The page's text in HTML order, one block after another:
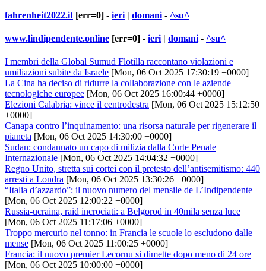
fahrenheit2022.it [err=0] - ieri | domani - ^su^
www.lindipendente.online [err=0] - ieri | domani - ^su^
I membri della Global Sumud Flotilla raccontano violazioni e
umiliazioni subite da Israele [Mon, 06 Oct 2025 17:30:19 +0000]
La Cina ha deciso di ridurre la collaborazione con le aziende
tecnologiche europee [Mon, 06 Oct 2025 16:00:44 +0000]
Elezioni Calabria: vince il centrodestra [Mon, 06 Oct 2025 15:12:50
+0000]
Canapa contro l’inquinamento: una risorsa naturale per rigenerare il
pianeta [Mon, 06 Oct 2025 14:30:00 +0000]
Sudan: condannato un capo di milizia dalla Corte Penale
Internazionale [Mon, 06 Oct 2025 14:04:32 +0000]
Regno Unito, stretta sui cortei con il pretesto dell’antisemitismo: 440
arresti a Londra [Mon, 06 Oct 2025 13:30:26 +0000]
“Italia d’azzardo”: il nuovo numero del mensile de L’Indipendente
[Mon, 06 Oct 2025 12:00:22 +0000]
Russia-ucraina, raid incrociati: a Belgorod in 40mila senza luce
[Mon, 06 Oct 2025 11:17:06 +0000]
Troppo mercurio nel tonno: in Francia le scuole lo escludono dalle
mense [Mon, 06 Oct 2025 11:00:25 +0000]
Francia: il nuovo premier Lecornu si dimette dopo meno di 24 ore
[Mon, 06 Oct 2025 10:00:00 +0000]